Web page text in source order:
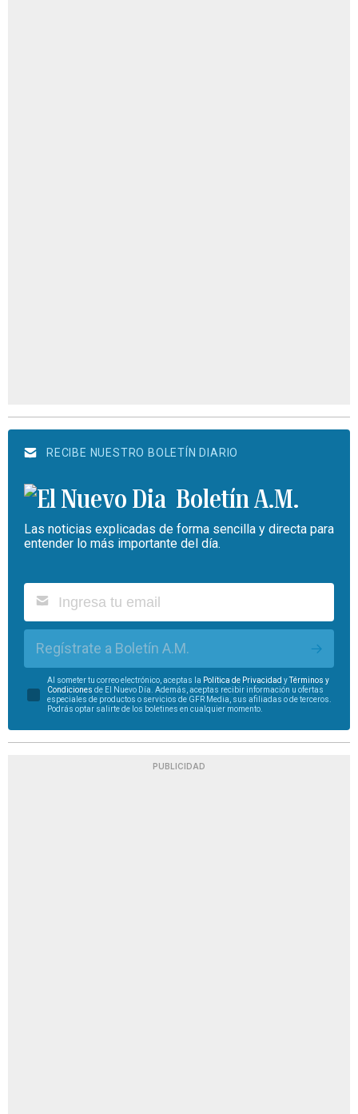
RECIBE NUESTRO BOLETÍN DIARIO
Boletín A.M.
Las noticias explicadas de forma sencilla y directa para
entender lo más importante del día.
Regístrate a Boletín A.M.
Al someter tu correo electrónico, aceptas la Política de Privacidad yTérminos y
Condiciones de El Nuevo Día. Además, aceptas recibir información u ofertas
especiales de productos o servicios de GFR Media, sus afiliadas o de terceros.
Podrás optar salirte de los boletines en cualquier momento.
PUBLICIDAD